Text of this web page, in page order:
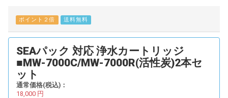
ポイント２倍 送料無料
SEAパック 対応 浄水カートリッジ
■MW-7000C/MW-7000R(活性炭)2本セ
ット
通常価格(税込)：
18,000 円